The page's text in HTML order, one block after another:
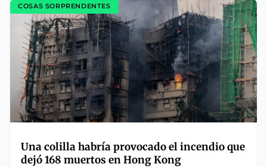
COSAS SORPRENDENTES
Una colilla habría provocado el incendio que
dejó 168 muertos en Hong Kong